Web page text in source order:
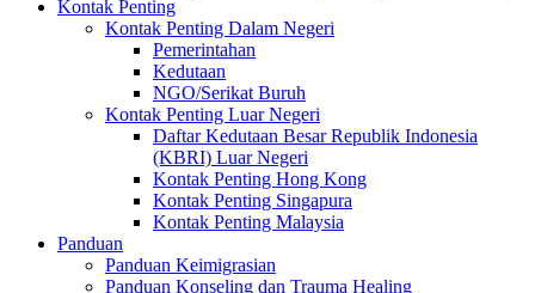
Kontak Penting
Kontak Penting Dalam Negeri
Pemerintahan
Kedutaan
NGO/Serikat Buruh
Kontak Penting Luar Negeri
Daftar Kedutaan Besar Republik Indonesia
(KBRI) Luar Negeri
Kontak Penting Hong Kong
Kontak Penting Singapura
Kontak Penting Malaysia
Panduan
Panduan Keimigrasian
Panduan Konseling dan Trauma Healing